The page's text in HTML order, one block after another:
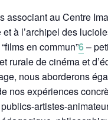
associant au Centre
à l’archipel des
en commun”6–
rurale de cinéma et
nous aborderons
nos expériences
artistes-